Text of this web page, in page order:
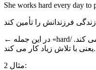
She works hard every day to
← در این جمله «hard/ سخت» به ما می گوید که چگونه کار می کند.
یعنی با تلاش زیاد کار می کند.
مثال 2: